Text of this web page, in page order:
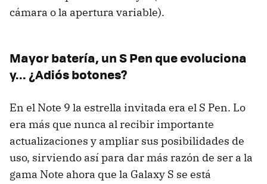
cámara o la apertura variable).
Mayor batería, un S Pen que evoluciona
y... ¿Adiós botones?
En el Note 9 la estrella invitada era el S Pen. Lo
era más que nunca al recibir importante
actualizaciones y ampliar sus posibilidades de
uso, sirviendo así para dar más razón de ser a la
gama Note ahora que la Galaxy S se está